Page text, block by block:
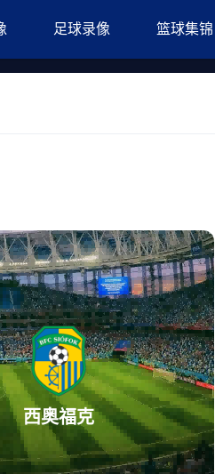
足球录像 篮球集锦
西奥福克